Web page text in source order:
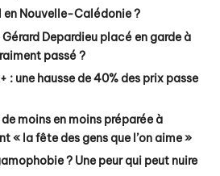
Nouvelle-Calédonie ?
Depardieu placé en garde à
passé ?
: une hausse de 40% des prix passe
moins en moins préparée à
« la fête des gens que l’on aime »
? Une peur qui peut nuire